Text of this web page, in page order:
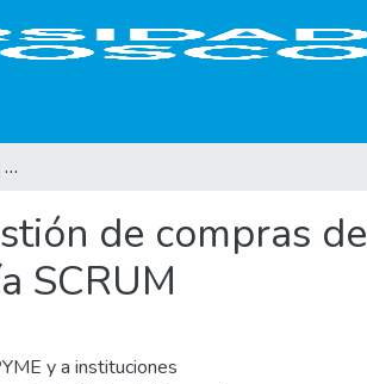
Propuesta de implantación del proceso de gestión de compras de OpenERP en las PYME utilizando metodología SCRUM
de compras de
SCRUM
y a instituciones